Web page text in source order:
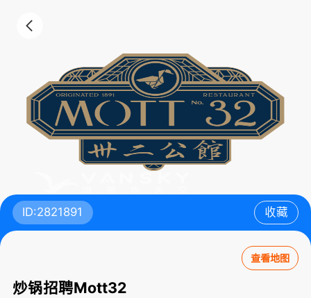
ID:2821891 收藏
查看地图
炒锅招聘Mott32